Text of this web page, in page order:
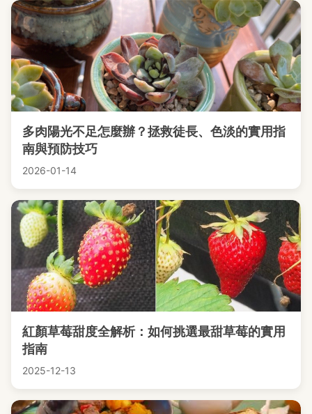
多肉陽光不足怎麼辦？拯救徒長、色淡的實用指
南與預防技巧
2026-01-14
紅顏草莓甜度全解析：如何挑選最甜草莓的實用
指南
2025-12-13